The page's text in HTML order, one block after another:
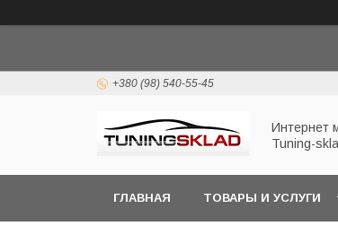
+380 (98) 540-55-45
Интернет
Tuning-
ГЛАВНАЯ ТОВАРЫ И УСЛУГИ